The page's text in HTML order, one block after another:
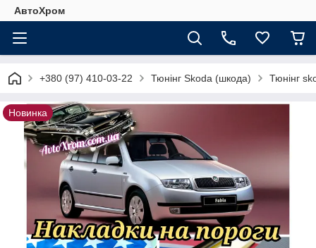
АвтоХром
+380 (97) 410-03-22 Тюнінг Skoda (шкода) Тюнінг
Новинка